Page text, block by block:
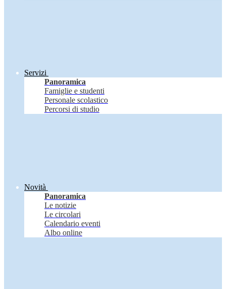
Servizi
Panoramica
Famiglie e studenti
Personale scolastico
Percorsi di studio
Novità
Panoramica
Le notizie
Le circolari
Calendario eventi
Albo online